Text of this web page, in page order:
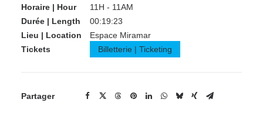
Horaire | Hour
11H - 11AM
Durée | Length
00:19:23
Lieu | Location
Espace Miramar
Tickets
Billetterie | Ticketing
Partager